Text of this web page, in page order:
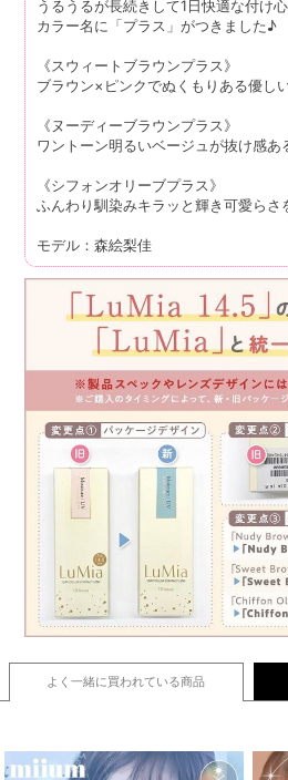
うるうるが長続きして1日快適な付け
カラー名に「プラス」がつきました♪
《スウィートブラウンプラス》
ブラウン×ピンクでぬくもりある優し
《ヌーディーブラウンプラス》
ワントーン明るいベージュが抜け感あ
《シフォンオリーブプラス》
ふんわり馴染みキラッと輝き可愛らさ
モデル：森絵梨佳
よく一緒に買われている商品